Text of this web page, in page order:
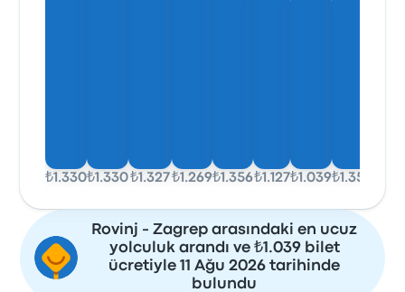
₺1.330₺1.330₺1.327₺1.269₺1.356₺1.127₺1.039₺1.357
Rovinj - Zagrep arasındaki en ucuz
yolculuk arandı ve ₺1.039 bilet
ücretiyle 11 Ağu 2026 tarihinde
bulundu